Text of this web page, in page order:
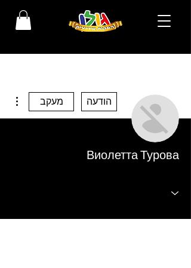
הודעה מעקב
Виолетта Турова